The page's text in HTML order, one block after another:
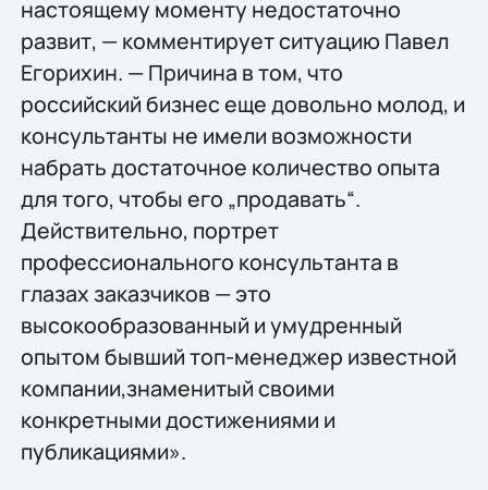
настоящему моменту недостаточно
развит, — комментирует ситуацию Павел
Егорихин. — Причина в том, что
российский бизнес еще довольно молод, и
консультанты не имели возможности
набрать достаточное количество опыта
для того, чтобы его „продавать“.
Действительно, портрет
профессионального консультанта в
глазах заказчиков — это
высокообразованный и умудренный
опытом бывший топ-менеджер известной
компании,знаменитый своими
конкретными достижениями и
публикациями».